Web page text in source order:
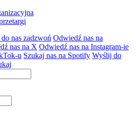
nas zadzwoń Odwiedź nas na
nas na X Odwiedź nas na Instagram-ie
u Szukaj nas na Spotify Wyślij do